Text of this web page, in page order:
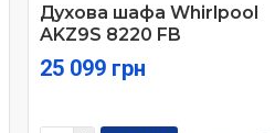
Духова шафа Whirlpool
AKZ9S 8220 FB
25 099 грн